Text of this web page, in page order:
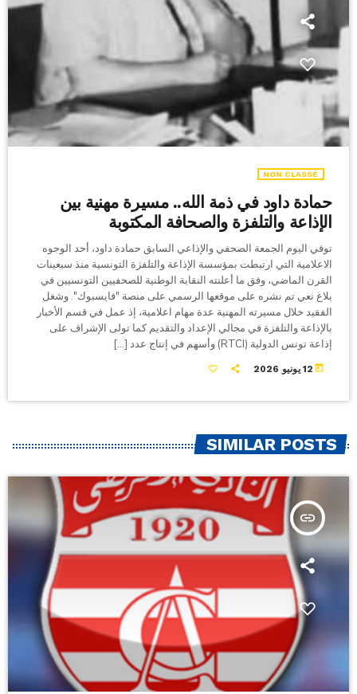
NON CLASSÉ
حمادة داود في ذمة الله.. مسيرة مهنية بين
الإذاعة والتلفزة والصحافة المكتوبة
توفي اليوم الجمعة الصحفي والإذاعي السابق حمادة داود، أحد الوجوه
الاعلامية التي ارتبطت بمؤسسة الإذاعة والتلفزة التونسية منذ سبعينات
القرن الماضي، وفق ما أعلنته النقابة الوطنية للصحفيين التونسيين في
بلاغ نعي تم نشره على موقعها الرسمي على منصة "فايسبوك". وشغل
الفقيد خلال مسيرته المهنية عدة مهام اعلامية، إذ عمل في قسم الأخبار
بالإذاعة والتلفزة في مجالي الإعداد والتقديم كما تولى الإشراف على
إذاعة تونس الدولية (RTCI) وأسهم في إنتاج عدد […]
today 12 يونيو 2026
SIMILAR POSTS
insert_link